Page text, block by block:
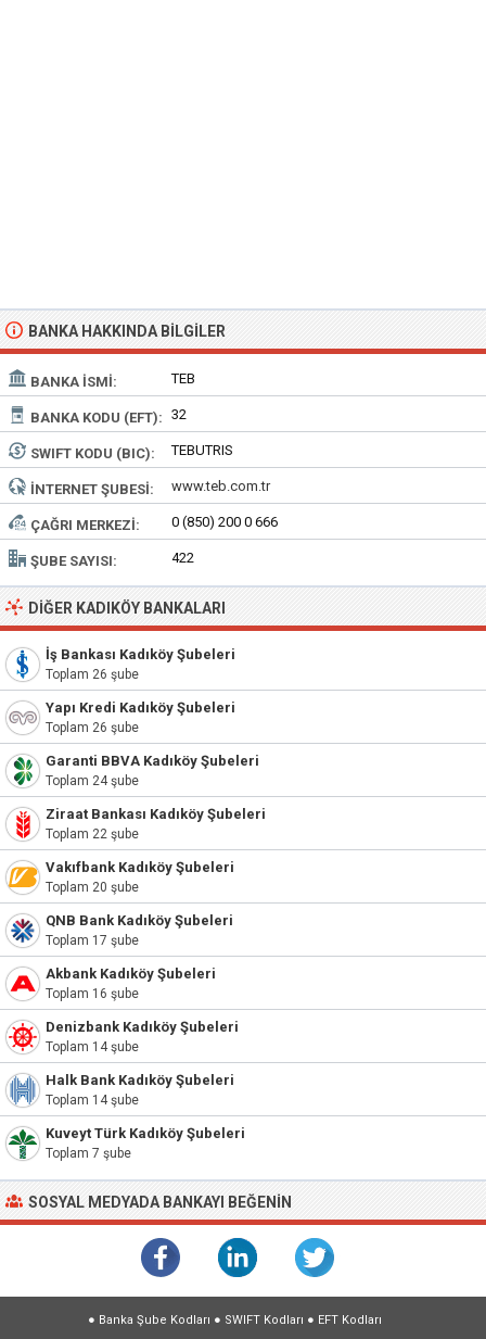
BANKA HAKKINDA BILGILER
BANKA İSMI: TEB
BANKA KODU (EFT): 32
SWIFT KODU (BIC): TEBUTRIS
İNTERNET ŞUBESI: www.teb.com.tr
ÇAĞRI MERKEZI: 0 (850) 200 0 666
ŞUBE SAYISI: 422
DIĞER KADIKÖY BANKALARI
İş Bankası Kadıköy Şubeleri
Toplam 26 şube
Yapı Kredi Kadıköy Şubeleri
Toplam 26 şube
Garanti BBVA Kadıköy Şubeleri
Toplam 24 şube
Ziraat Bankası Kadıköy Şubeleri
Toplam 22 şube
Vakıfbank Kadıköy Şubeleri
Toplam 20 şube
QNB Bank Kadıköy Şubeleri
Toplam 17 şube
Akbank Kadıköy Şubeleri
Toplam 16 şube
Denizbank Kadıköy Şubeleri
Toplam 14 şube
Halk Bank Kadıköy Şubeleri
Toplam 14 şube
Kuveyt Türk Kadıköy Şubeleri
Toplam 7 şube
SOSYAL MEDYADA BANKAYI BEĞENIN
● Banka Şube Kodları ● SWIFT Kodları ● EFT Kodları